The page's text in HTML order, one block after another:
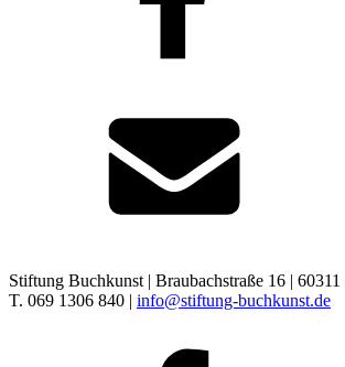
Stiftung Buchkunst | Braubachstraße 16 |
T. 069 1306 840 | info@stiftung-buchkunst.de